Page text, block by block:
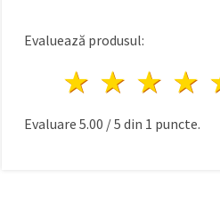
Evaluează produsul:
3
2 stele
1 stea
Evaluare 5.00 /5 din 1 puncte.